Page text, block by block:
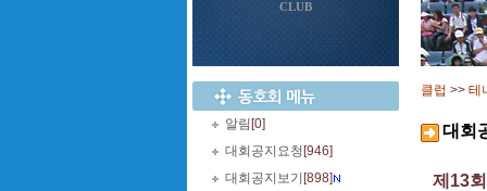
CLUB
알림 [0]
대회공지요청 [946]
대회공지보기 [898]
클럽 >> 테
대회
제13